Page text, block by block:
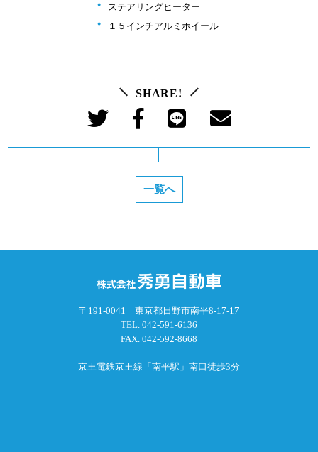
ステアリングヒーター
１５インチアルミホイール
SHARE!
一覧へ
〒191-0041 東京都日野市南平8-17-17
TEL. 042-591-6136
FAX. 042-592-8668
京王電鉄京王線「南平駅」南口徒歩3分